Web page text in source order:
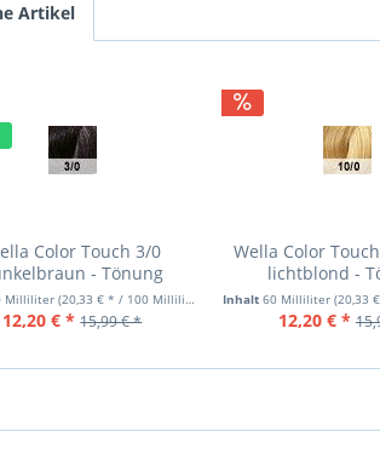
Artikel
Color Touch 3/0
- Tönung
Milliliter (20,33 € * / 100 Milliliter)
12,20 € * 15,99 € *
Wella Color
lichtblond -
Inhalt 60 Milliliter (20,33
12,20 € *